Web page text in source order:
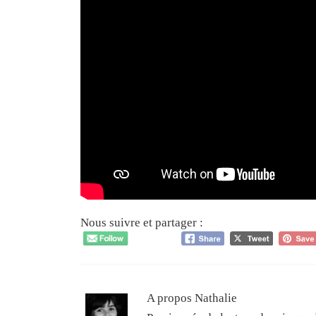
Nous suivre et partager :
A propos Nathalie